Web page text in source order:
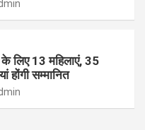
के लिए 13 महिलाएं, 35
होंगी सम्मानित